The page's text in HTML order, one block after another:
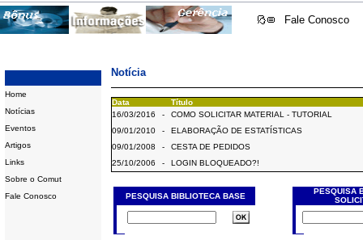
Fale Conosco
Home
Notícias
Eventos
Artigos
Links
Sobre o Comut
Fale Conosco
Notícia
Data
Título
16/03/2016
-
COMO SOLICITAR MATERIAL - TUTORIAL
09/01/2010
-
ELABORAÇÃO DE ESTATÍSTICAS
09/01/2008
-
CESTA DE PEDIDOS
25/10/2006
- LOGIN BLOQUEADO?!
PESQUISA BIBLIOTECA BASE
PESQUISA